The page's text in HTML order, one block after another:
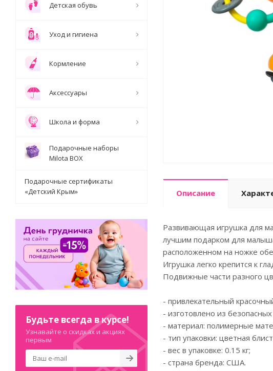
Описание
Развивающая игрушка для
лучшим подарком для
расположенном на ножке
Игрушка легко крепится к
Подвижные части разного
- привлекательный
- изготовлено из
- материал: полимерные
- тип упаковки: цветная
- вес в упаковке: 0.15 кг;
- страна бренда: США.
Детская обувь
Уход и гигиена
Кормление
Аксессуары
Школа и форма
Подарочные наборы
Milota BOX
Подарочные сертификаты
«Детский Крым»
Будьте всегда в курсе!
Узнавайте о скидках и акциях
первым